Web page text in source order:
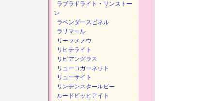
ラブラドライト・サンストー
ン
ラベンダースピネル
ラリマール
リーフメノウ
リヒテライト
リビアングラス
リューコガーネット
リューサイト
リンデンスタールビー
ルードビッヒアイト